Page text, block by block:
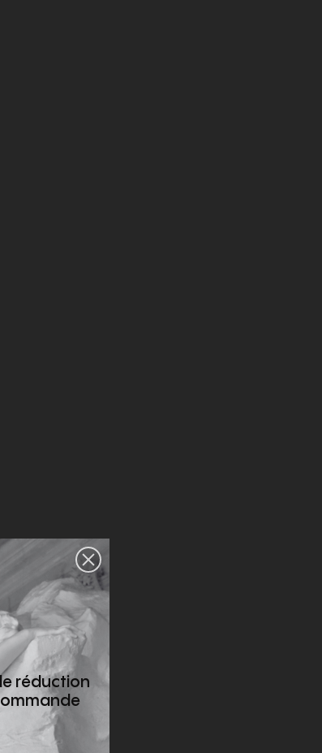
réduction